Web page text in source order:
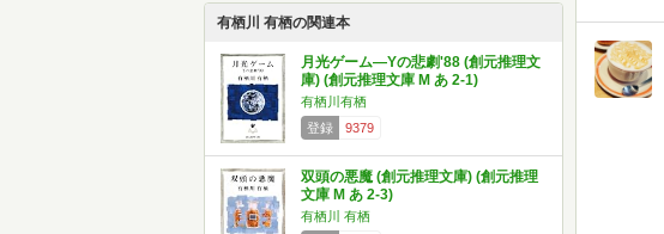
有栖川 有栖の関連本
月光ゲーム―Yの悲劇'88 (創元推理文
庫) (創元推理文庫 M あ 2-1)
有栖川有栖
登録
9379
双頭の悪魔 (創元推理文庫) (創元推理
文庫 M あ 2-3)
有栖川 有栖